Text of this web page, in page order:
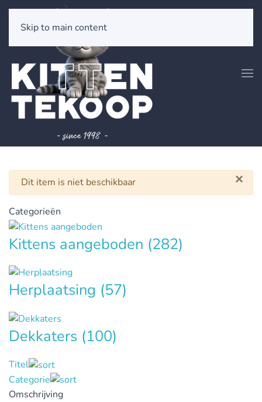
Skip to main content
×
Waarschuwing
Dit item is niet beschikbaar
Categorieën
Kittens aangeboden (282)
Herplaatsing (57)
Dekkaters (100)
Titel
Categorie
Omschrijving